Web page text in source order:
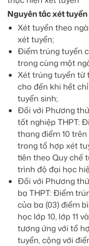
Nguyên tắc xét tuyển
Xét tuyển theo
xét tuyển;
Điểm trúng tuyển
trong cùng một
Xét trúng tuyển từ
cho đến khi hết
tuyển sinh;
Đối với Phương
tốt nghiệp THPT:
thang điểm 10
trong tổ hợp xét
tiên theo Quy chế
trình độ đại học
Đối với Phương
bạ THPT: Điểm
của ba (03) điểm
học lớp 10, lớp 11
tương ứng với tổ
tuyển, cộng với